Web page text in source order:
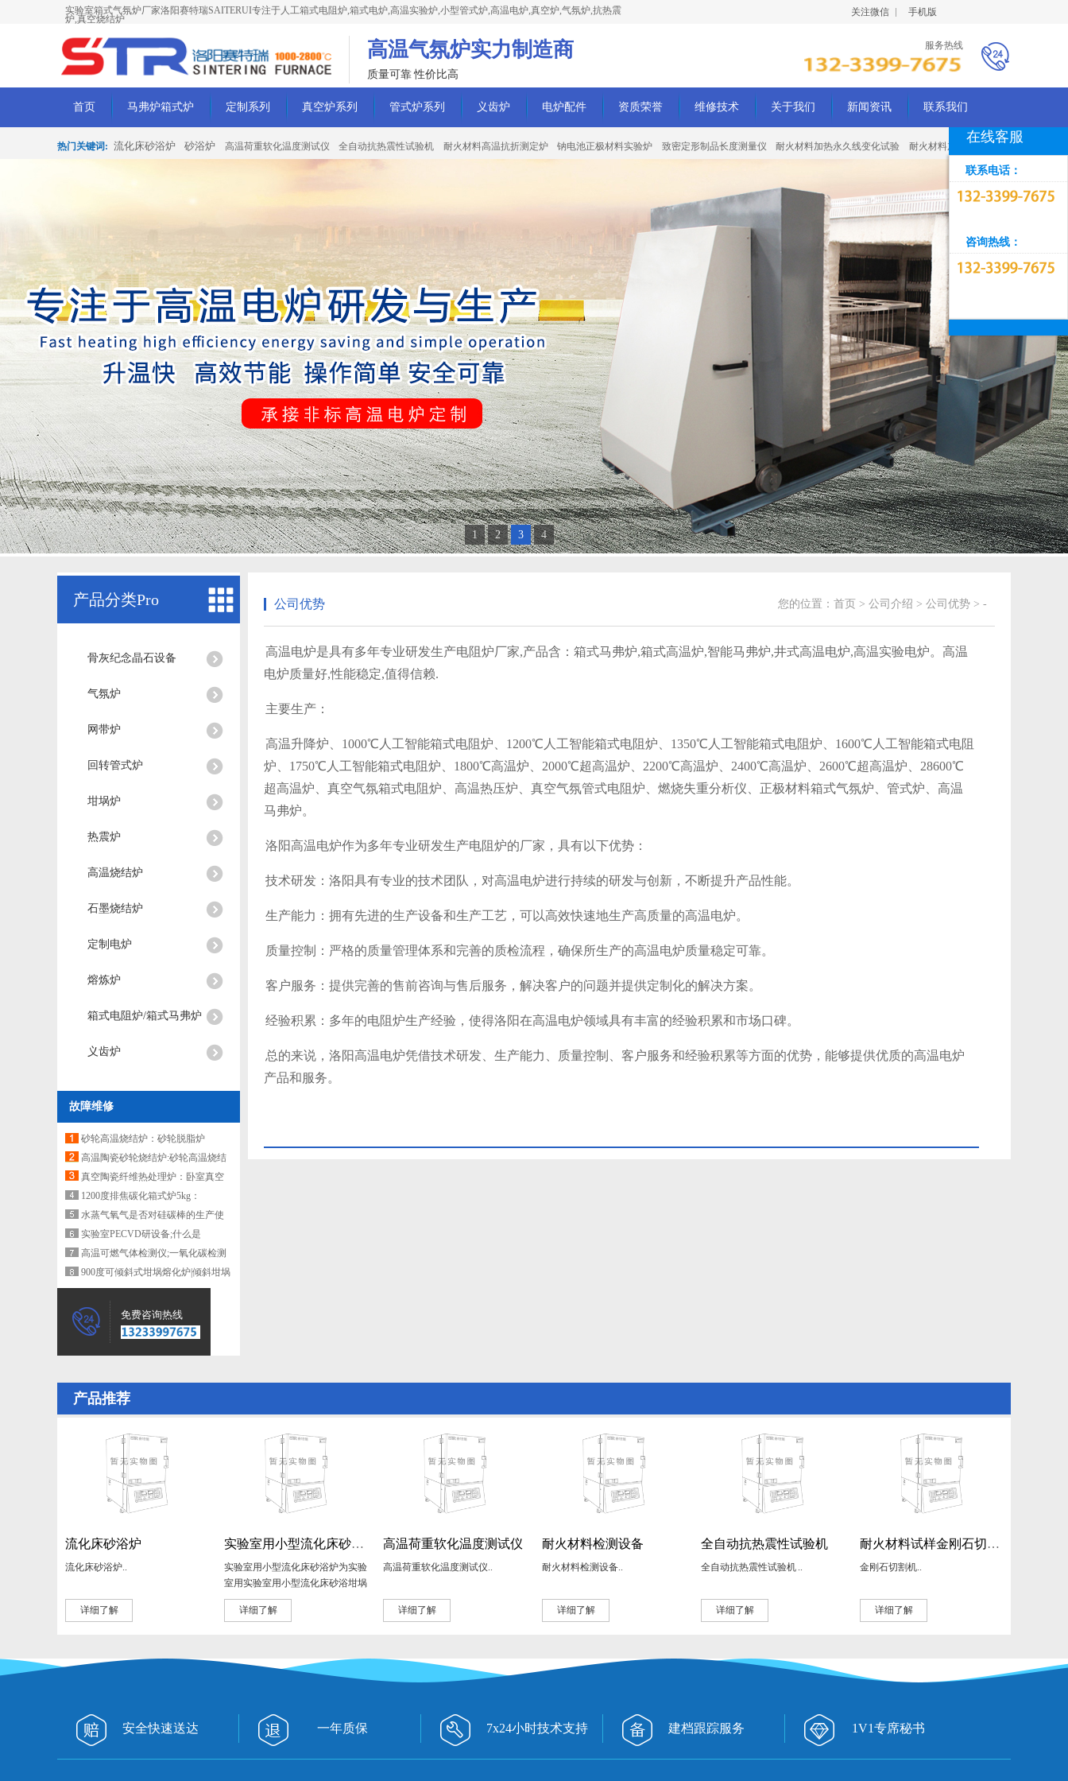
实验室箱式气氛炉厂家洛阳赛特瑞SAITERUI专注于人工箱式电阻炉,箱式电炉,高温实验炉,小型管式炉,高温电炉,真空炉,气氛炉,抗热震
炉,真空烧结炉
关注微信 手机版
高温气氛炉实力制造商
质量可靠 性价比高
服务热线
首页 马弗炉箱式炉 定制系列 真空炉系列 管式炉系列 义齿炉 电炉配件 资质荣誉 维修技术 关于我们 新闻资讯 联系我们
热门关键词: 流化床砂浴炉 砂浴炉 高温荷重软化温度测试仪 全自动抗热震性试验机 耐火材料高温抗折测定炉 钠电池正极材料实验炉 致密定形制品长度测量仪 耐火材料加热永久线变化试验 耐火材料加热永久线变
1 2 3 4
产品分类Pro
骨灰纪念晶石设备
气氛炉
网带炉
回转管式炉
坩埚炉
热震炉
高温烧结炉
石墨烧结炉
定制电炉
熔炼炉
箱式电阻炉/箱式马弗炉
义齿炉
故障维修
砂轮高温烧结炉：砂轮脱脂炉
高温陶瓷砂轮烧结炉:砂轮高温烧结
炉
真空陶瓷纤维热处理炉：卧室真空
气氛炉
1200度排焦碳化箱式炉5kg：
500*400*300mm
水蒸气氧气是否对硅碳棒的生产使
用有影响？
实验室PECVD研设备;什么是
PECVD?
高温可燃气体检测仪;一氧化碳检测
仪
900度可倾斜式坩埚熔化炉|倾斜坩埚
式熔炼炉
免费咨询热线
公司优势 您的位置： 首页 > 公司介绍 > 公司优势 > -
高温电炉是具有多年专业研发生产电阻炉厂家,产品含：箱式马弗炉,箱式高温炉,智能马弗炉,井式高温电炉,高温实验电炉。高温
电炉质量好,性能稳定,值得信赖.
主要生产：
高温升降炉、1000℃人工智能箱式电阻炉、1200℃人工智能箱式电阻炉、1350℃人工智能箱式电阻炉、1600℃人工智能箱式电阻
炉、1750℃人工智能箱式电阻炉、1800℃高温炉、2000℃超高温炉、2200℃高温炉、2400℃高温炉、2600℃超高温炉、28600℃
超高温炉、真空气氛箱式电阻炉、高温热压炉、真空气氛管式电阻炉、燃烧失重分析仪、正极材料箱式气氛炉、管式炉、高温
马弗炉。
洛阳高温电炉作为多年专业研发生产电阻炉的厂家，具有以下优势：
技术研发：洛阳具有专业的技术团队，对高温电炉进行持续的研发与创新，不断提升产品性能。
生产能力：拥有先进的生产设备和生产工艺，可以高效快速地生产高质量的高温电炉。
质量控制：严格的质量管理体系和完善的质检流程，确保所生产的高温电炉质量稳定可靠。
客户服务：提供完善的售前咨询与售后服务，解决客户的问题并提供定制化的解决方案。
经验积累：多年的电阻炉生产经验，使得洛阳在高温电炉领域具有丰富的经验积累和市场口碑。
总的来说，洛阳高温电炉凭借技术研发、生产能力、质量控制、客户服务和经验积累等方面的优势，能够提供优质的高温电炉
产品和服务。
产品推荐
流化床砂浴炉
流化床砂浴炉..
详细了解
实验室用小型流化床砂浴炉
实验室用小型流化床砂浴炉为实验
室用实验室用小型流化床砂浴坩埚
炉..
详细了解
高温荷重软化温度测试仪
高温荷重软化温度测试仪..
详细了解
耐火材料检测设备
耐火材料检测设备..
详细了解
全自动抗热震性试验机
全自动抗热震性试验机 ..
详细了解
耐火材料试样金刚石切割机
金刚石切割机..
详细了解
安全快速送达 一年质保 7x24小时技术支持 建档跟踪服务 1V1专席秘书
在线客服
联系电话：
咨询热线：